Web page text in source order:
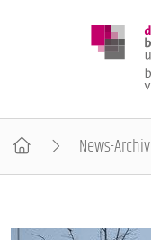
News-Archiv